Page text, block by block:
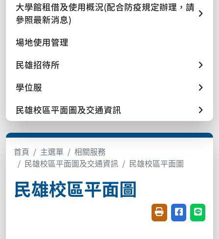
大學館租借及使用概況(配合防疫規定辦理，請
參照最新消息)
場地使用管理
民雄招待所
學位服
民雄校區平面圖及交通資訊
首頁 主選單
相關服務
民雄校區平面圖及交通資訊
民雄校區平面圖
民雄校區平面圖
友善列印(開新視
分享至臉書
分享